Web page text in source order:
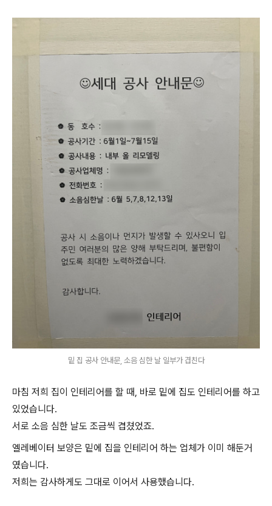
밑 집 공사 안내문, 소음 심한 날 일부가 겹친다
마침 저희 집이 인테리어를 할 때, 바로 밑에 집도 인테리어를 하고
있었습니다.
서로 소음 심한 날도 조금씩 겹쳤었죠.
엘레베이터 보양은 밑에 집을 인테리어 하는 업체가 이미 해둔거
였습니다.
저희는 감사하게도 그대로 이어서 사용했습니다.